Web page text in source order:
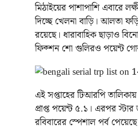
মিঠাইয়ের পাশাপাশি এবারে
দিচ্ছে খেলনা বাড়ি। আলতা
রয়েছে। ধারাবাহিক ছাড়াও
ফিক্শন শো গুলিরও পয়েন্ট
এই সপ্তাহের টিআরপি
প্রাপ্ত পয়েন্ট ৫.১। এরপর
রবিবারের স্পেশাল পর্ব